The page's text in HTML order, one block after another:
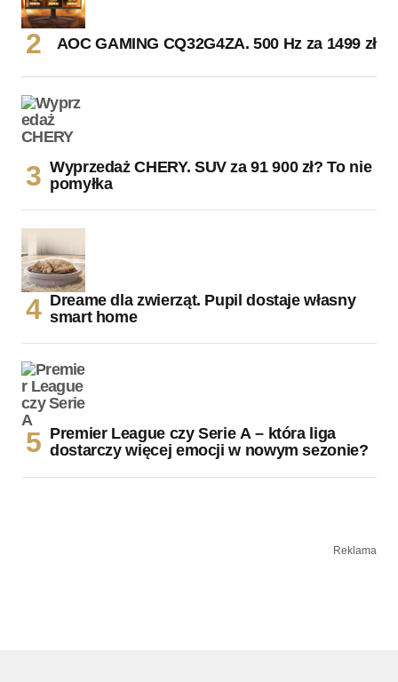
AOC GAMING CQ32G4ZA. 500 Hz za 1499 zł
Wyprzedaż CHERY. SUV za 91 900 zł? To nie
pomyłka
Dreame dla zwierząt. Pupil dostaje własny
smart home
Premier League czy Serie A – która liga
dostarczy więcej emocji w nowym sezonie?
Reklama